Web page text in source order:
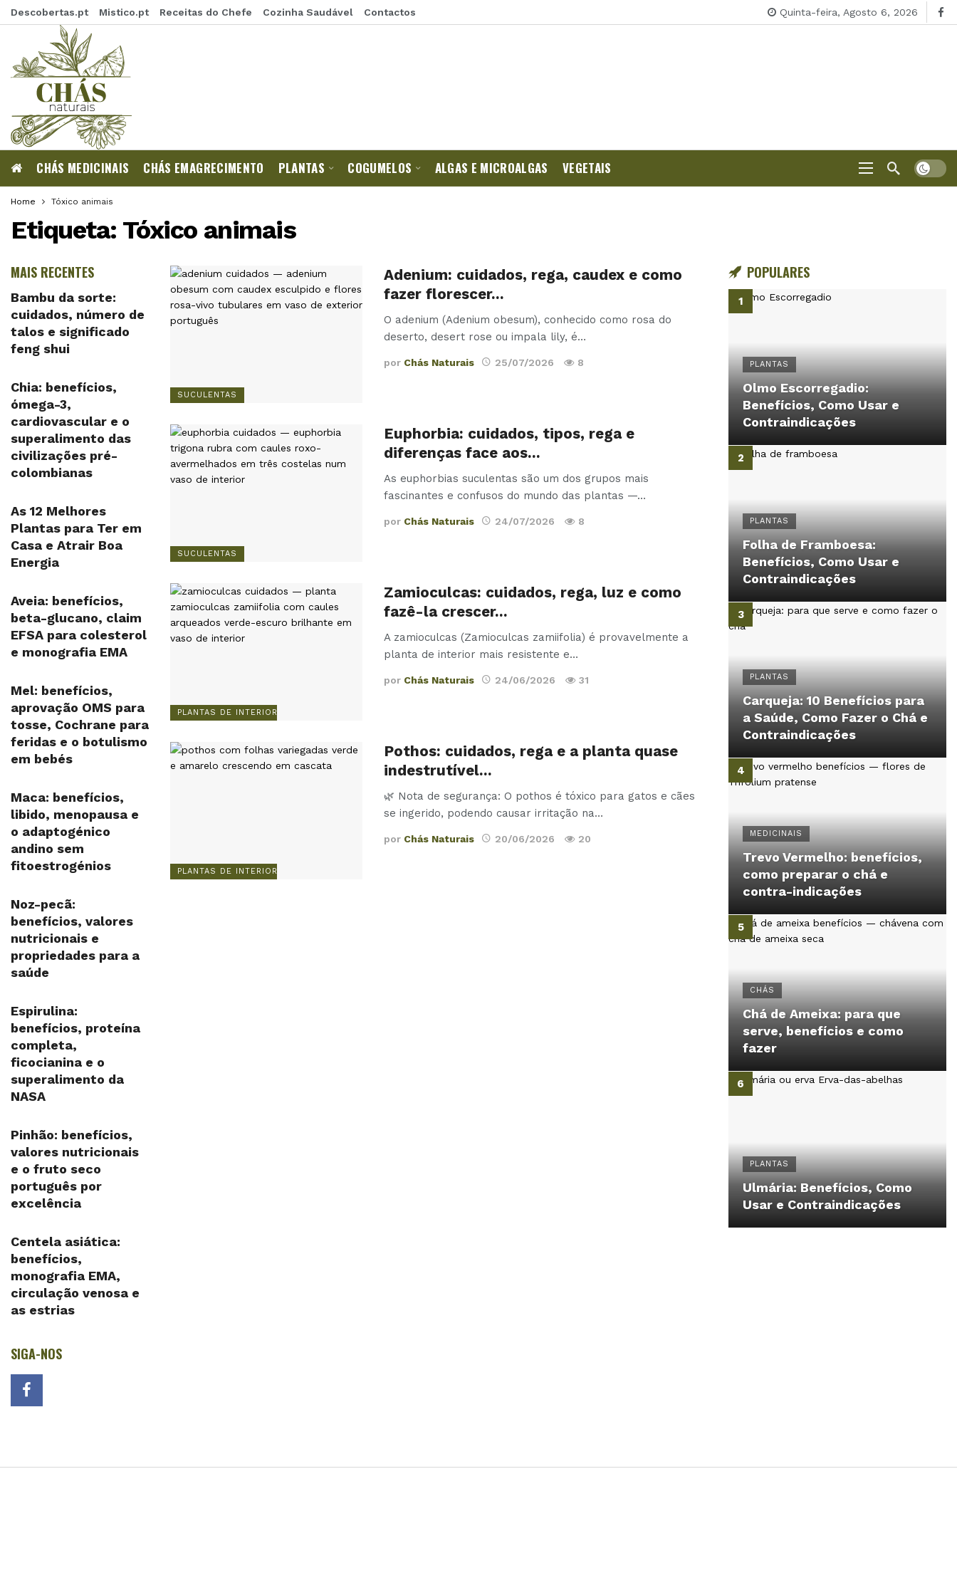
Descobertas.pt Mistico.pt Receitas do Chefe Cozinha Saudável Contactos Quinta-feira, Agosto 6, 2026
CHÁS MEDICINAIS CHÁS EMAGRECIMENTO PLANTAS COGUMELOS ALGAS E MICROALGAS VEGETAIS
Home Tóxico animais
Etiqueta: Tóxico animais
SUCULENTAS
Adenium: cuidados, rega, caudex e como
fazer florescer…
O adenium (Adenium obesum), conhecido como rosa do
deserto, desert rose ou impala lily, é…
por Chás Naturais 25/07/2026 8
SUCULENTAS
Euphorbia: cuidados, tipos, rega e
diferenças face aos…
As euphorbias suculentas são um dos grupos mais
fascinantes e confusos do mundo das plantas —…
por Chás Naturais 24/07/2026 8
PLANTAS DE INTERIOR
Zamioculcas: cuidados, rega, luz e como
fazê-la crescer…
A zamioculcas (Zamioculcas zamiifolia) é provavelmente a
planta de interior mais resistente e…
por Chás Naturais 24/06/2026 31
PLANTAS DE INTERIOR
Pothos: cuidados, rega e a planta quase
indestrutível…
🌿 Nota de segurança: O pothos é tóxico para gatos e cães
se ingerido, podendo causar irritação na…
por Chás Naturais 20/06/2026 20
POPULARES
PLANTAS
Olmo Escorregadio:
Benefícios, Como Usar e
Contraindicações
PLANTAS
Folha de Framboesa:
Benefícios, Como Usar e
Contraindicações
PLANTAS
Carqueja: 10 Benefícios para
a Saúde, Como Fazer o Chá e
Contraindicações
MEDICINAIS
Trevo Vermelho: benefícios,
como preparar o chá e
contra-indicações
CHÁS
Chá de Ameixa: para que
serve, benefícios e como
fazer
PLANTAS
Ulmária: Benefícios, Como
Usar e Contraindicações
MAIS RECENTES
Bambu da sorte:
cuidados, número de
talos e significado
feng shui
Chia: benefícios,
ómega-3,
cardiovascular e o
superalimento das
civilizações pré-
colombianas
As 12 Melhores
Plantas para Ter em
Casa e Atrair Boa
Energia
Aveia: benefícios,
beta-glucano, claim
EFSA para colesterol
e monografia EMA
Mel: benefícios,
aprovação OMS para
tosse, Cochrane para
feridas e o botulismo
em bebés
Maca: benefícios,
libido, menopausa e
o adaptogénico
andino sem
fitoestrogénios
Noz-pecã:
benefícios, valores
nutricionais e
propriedades para a
saúde
Espirulina:
benefícios, proteína
completa,
ficocianina e o
superalimento da
NASA
Pinhão: benefícios,
valores nutricionais
e o fruto seco
português por
excelência
Centela asiática:
benefícios,
monografia EMA,
circulação venosa e
as estrias
SIGA-NOS